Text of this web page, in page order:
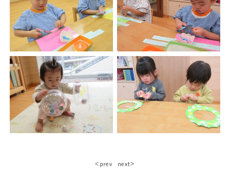
＜ｐｒｅｖ ｎｅｘｔ＞